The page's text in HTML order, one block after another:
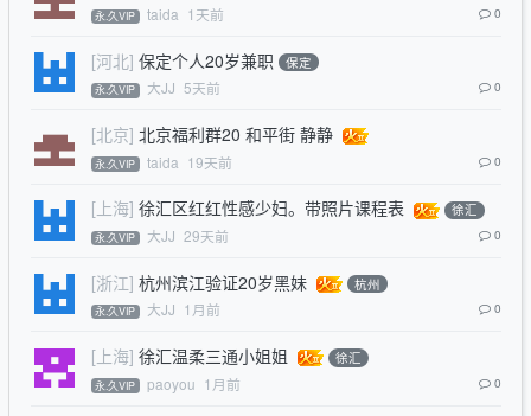
永.久VIP taida 1天前 0
[河北] 保定个人20岁兼职 保定
永.久VIP 大JJ 5天前 0
[北京] 北京福利群20 和平街 静静
永.久VIP taida 19天前 0
[上海] 徐汇区红红性感少妇。带照片课程表 徐汇
永.久VIP 大JJ 29天前 0
[浙江] 杭州滨江验证20岁黑妹 杭州
永.久VIP 大JJ 1月前 0
[上海] 徐汇温柔三通小姐姐 徐汇
永.久VIP paoyou 1月前 0